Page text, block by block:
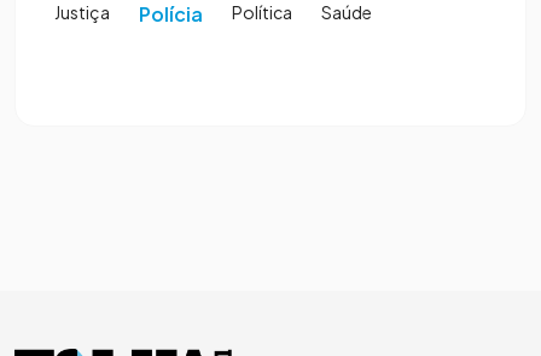
Justiça Polícia Política Saúde